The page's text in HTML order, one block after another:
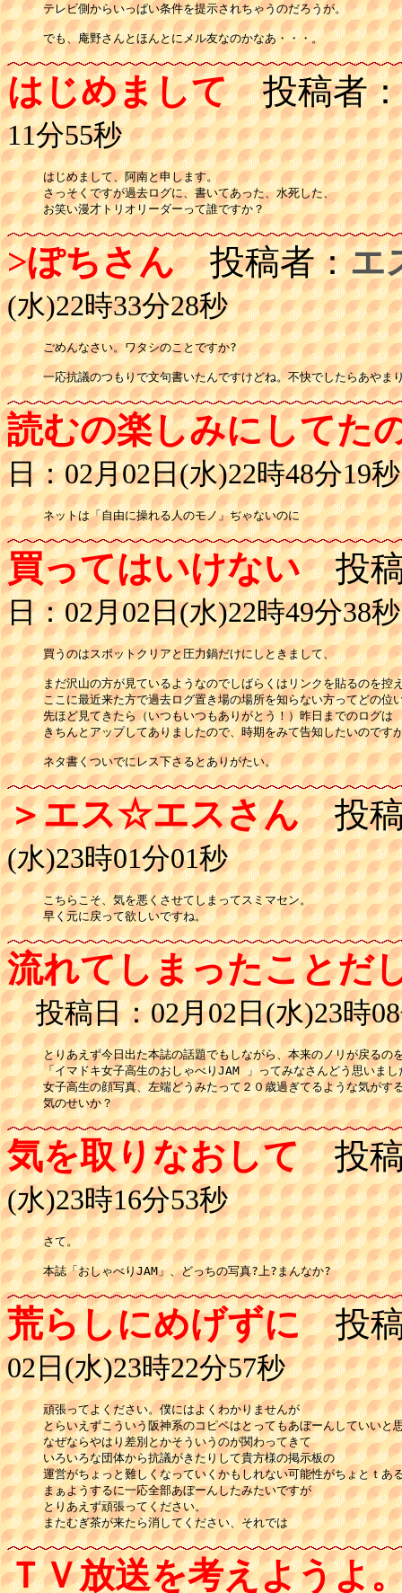
テレビ側からいっぱい条件を提示されちゃうのだろうが。
でも、庵野さんとほんとにメル友なのかなあ・・・。
はじめまして投稿者：
11分55秒
はじめまして、阿南と申します。
さっそくですが過去ログに、書いてあった、水死した、
お笑い漫才トリオリーダーって誰ですか？
>ぽちさん投稿者：エ
(水)22時33分28秒
ごめんなさい。ワタシのことですか?
一応抗議のつもりで文句書いたんですけどね。不快でしたらあやま
読むの楽しみにしてた
日：02月02日(水)22時48分19秒
買ってはいけない投稿
日：02月02日(水)22時49分38秒
買うのはスポットクリアと圧力鍋だけにしときまして、
まだ沢山の方が見ているようなのでしばらくはリンクを貼るのを控
ここに最近来た方で過去ログ置き場の場所を知らない方ってどの位
先ほど見てきたら（いつもいつもありがとう！）昨日までのログは
きちんとアップしてありましたので、時期をみて告知したいのです
ネタ書くついでにレス下さるとありがたい。
＞エス☆エスさん投稿
(水)23時01分01秒
こちらこそ、気を悪くさせてしまってスミマセン。
流れてしまったことだ
投稿日：02月02日(水)23時
とりあえず今日出た本誌の話題でもしながら、本来のノリが戻るの
「イマドキ女子高生のおしゃべりJAM 」ってみなさんどう思いまし
女子高生の顔写真、左端どうみたって２０歳過ぎてるような気がす
気のせいか？
気を取りなおして投稿
(水)23時16分53秒
さて。
本誌「おしゃべりJAM」、どっちの写真?上?まんなか?
荒らしにめげずに投稿
02日(水)23時22分57秒
頑張ってよください。僕にはよくわかりませんが
とらいえずこういう阪神系のコピペはとってもあぼーんしていいと
なぜならやはり差別とかそういうのが関わってきて
いろいろな団体から抗議がきたりして貴方様の掲示板の
運営がちょっと難しくなっていくかもしれない可能性がちょとｔあ
まぁようするに一応全部あぼーんしたみたいですが
とりあえず頑張ってください。
またむぎ茶が来たら消してください、それでは
ＴＶ放送を考えようよ